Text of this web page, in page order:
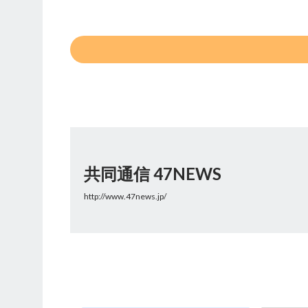
共同通信 47NEWS
http://www.47news.jp/